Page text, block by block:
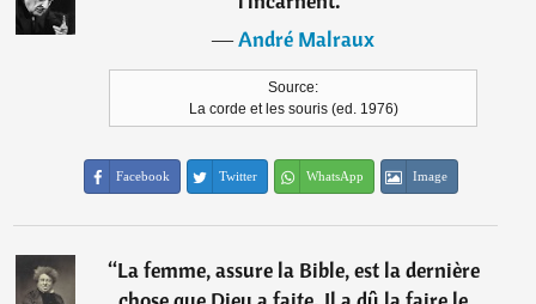
―André Malraux
Source:
La corde et les souris (ed. 1976)
Facebook Twitter WhatsApp Image
“La femme, assure la Bible, est la dernière